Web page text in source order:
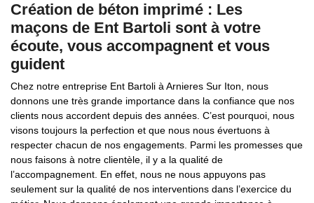
Création de béton imprimé : Les
maçons de Ent Bartoli sont à votre
écoute, vous accompagnent et vous
guident
Chez notre entreprise Ent Bartoli à Arnieres Sur Iton, nous
donnons une très grande importance dans la confiance que nos
clients nous accordent depuis des années. C’est pourquoi, nous
visons toujours la perfection et que nous nous évertuons à
respecter chacun de nos engagements. Parmi les promesses que
nous faisons à notre clientèle, il y a la qualité de
l’accompagnement. En effet, nous ne nous appuyons pas
seulement sur la qualité de nos interventions dans l’exercice du